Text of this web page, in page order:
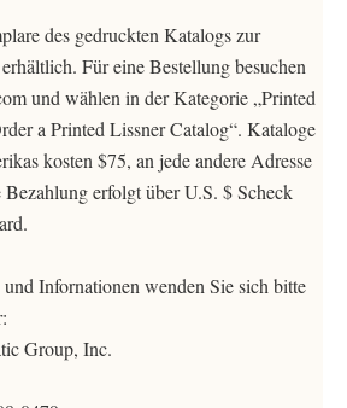
des gedruckten Katalogs zur
Für eine Bestellung besuchen
und wählen in der Kategorie „Printed
a Printed Lissner Catalog“. Kataloge
kosten $75, an jede andere Adresse
erfolgt über U.S. $ Scheck
Infornationen wenden Sie sich bitte
Group, Inc.